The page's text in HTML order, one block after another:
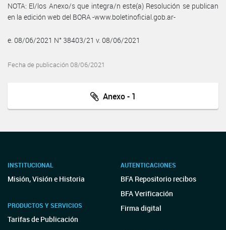
NOTA: El/los Anexo/s que integra/n este(a) Resolución se publican
en la edición web del BORA -www.boletinoficial.gob.ar-
e. 08/06/2021 N° 38403/21 v. 08/06/2021
Fecha de publicación 08/06/2021
Anexo - 1
INSTITUCIONAL
Misión, Visión e Historia
PRODUCTOS Y SERVICIOS
Tarifas de Publicación
AUTENTICACIONES
BFA Repositorio recibos
BFA Verificación
Firma digital